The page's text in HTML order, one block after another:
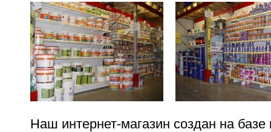
Наш интернет-магазин создан на